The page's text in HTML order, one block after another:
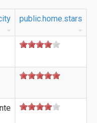
portugal. Un
actuel ✓ consultation
public.home.stars